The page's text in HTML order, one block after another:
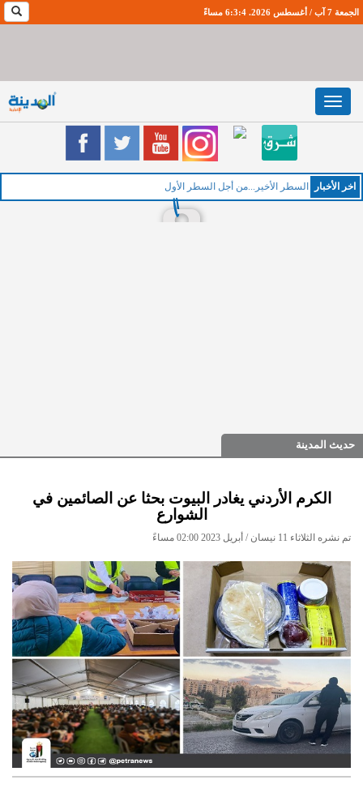
الجمعة 7 آب / أغسطس 2026. 6:3:5 مساءً
Toggle
navigation
اخر اﻷخبار ال
حديث المدينة
الكرم الأردني يغادر البيوت بحثا عن الصائمين في
الشوارع
تم نشره الثلاثاء 11 نيسان / أبريل 2023 02:00 مساءً